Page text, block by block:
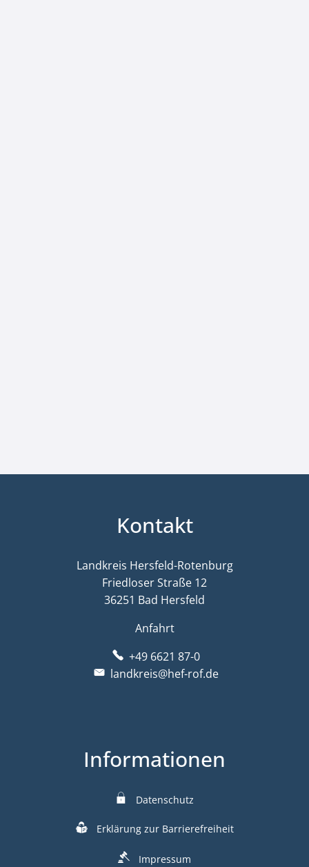
Kontakt
Landkreis Hersfeld-Rotenburg
Friedloser Straße 12
36251 Bad Hersfeld
Anfahrt
+49 6621 87-0
landkreis@hef-rof.de
Informationen
Datenschutz
Erklärung zur Barrierefreiheit
Impressum